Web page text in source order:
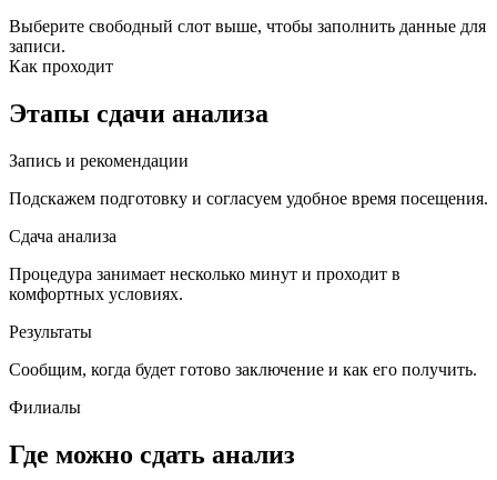
Выберите свободный слот выше, чтобы заполнить данные для
записи.
Как проходит
Этапы сдачи анализа
Запись и рекомендации
Подскажем подготовку и согласуем удобное время посещения.
Сдача анализа
Процедура занимает несколько минут и проходит в
комфортных условиях.
Результаты
Сообщим, когда будет готово заключение и как его получить.
Филиалы
Где можно сдать анализ